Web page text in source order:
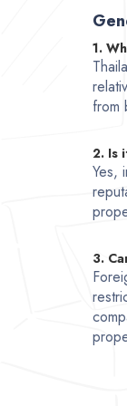
1.
from
2. Is
Yes,
3.